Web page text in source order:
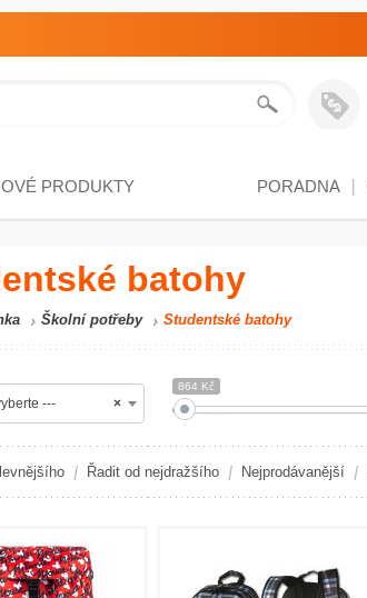
PRODUKTY PORADNA
batohy
Školní potřeby Studentské batohy
×
---
864 Kč
Řadit od nejdražšího Nejprodávanější